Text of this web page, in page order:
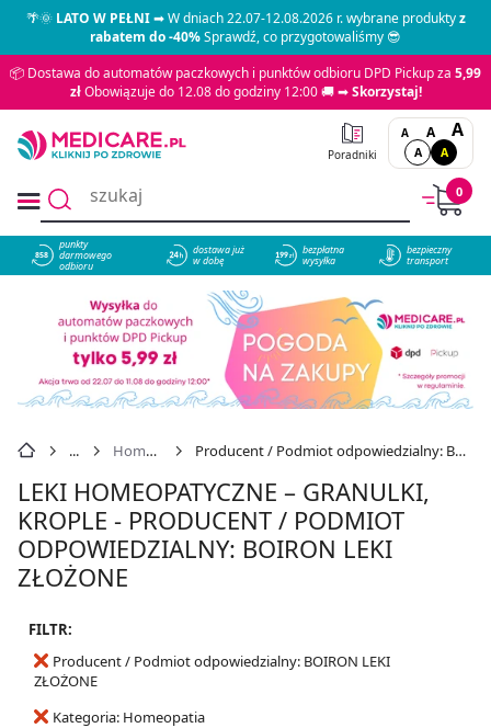
🌴🌞LATO W PEŁNI➡ W dniach 22.07-12.08.2026 r. wybrane produktyz
rabatem do -40%Sprawdź, co przygotowaliśmy 😎
📦 Dostawa do automatów paczkowych i punktów odbioru DPD Pickup za 5,99
złObowiązuje do 12.08 do godziny 12:00 🚚 ➡Skorzystaj!
Poradniki
A A A
A A
0
858
punkty
darmowego
odbioru
dostawa już
w dobę
bezpłatna
wysyłka
bezpieczny
transport
Homeopatia Producent / Podmiot odpowiedzialny: BOIRON LEKI ZŁOŻONE
LEKI HOMEOPATYCZNE – GRANULKI,
KROPLE - PRODUCENT / PODMIOT
ODPOWIEDZIALNY: BOIRON LEKI
ZŁOŻONE
FILTR:
Producent / Podmiot odpowiedzialny: BOIRON LEKI
ZŁOŻONE
Kategoria: Homeopatia